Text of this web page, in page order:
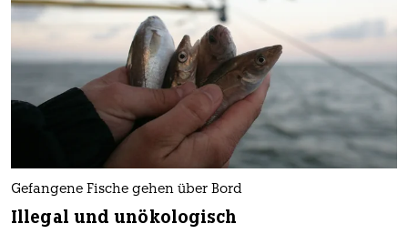
Gefangene Fische gehen über Bord
Illegal und unökologisch